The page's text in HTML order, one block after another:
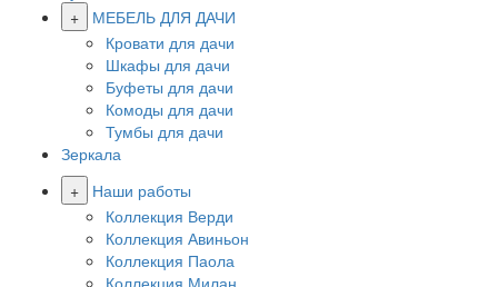
+
МЕБЕЛЬ ДЛЯ ДАЧИ
Кровати для дачи
Шкафы для дачи
Буфеты для дачи
Комоды для дачи
Тумбы для дачи
Зеркала
+
Наши работы
Коллекция Верди
Коллекция Авиньон
Коллекция Паола
Коллекция Милан